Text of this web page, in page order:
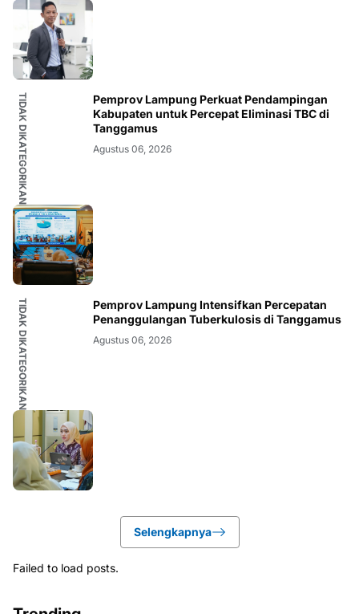
TIDAK DIKATEGORIKAN
Pemprov Lampung Perkuat Pendampingan
Kabupaten untuk Percepat Eliminasi TBC di
Tanggamus
Agustus 06, 2026
TIDAK DIKATEGORIKAN
Pemprov Lampung Intensifkan Percepatan
Penanggulangan Tuberkulosis di Tanggamus
Agustus 06, 2026
Selengkapnya
Failed to load posts.